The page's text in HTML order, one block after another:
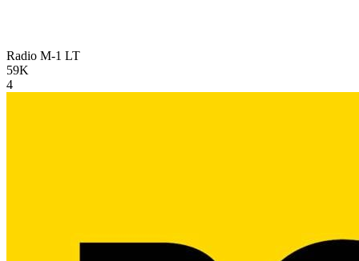
Radio M-1 LT
59K
4